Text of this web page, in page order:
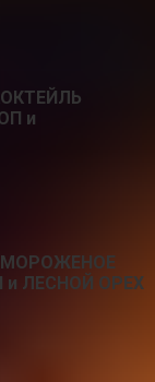
и
МОРОЖЕНОЕ
ЛЕСНОЙ ОРЕХ